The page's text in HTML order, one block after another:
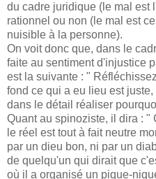
du cadre juridique (le mal est
rationnel ou non (le mal est
nuisible à la personne).
On voit donc que, dans le
faite au sentiment d'injustice
est la suivante : "
fond ce qui a eu lieu est
dans le détail réaliser
Quant au spinoziste, il dira : "
le réel est tout à fait neutre
par un dieu bon, ni par un
de quelqu'un qui dirait que
où il a organisé un pique-